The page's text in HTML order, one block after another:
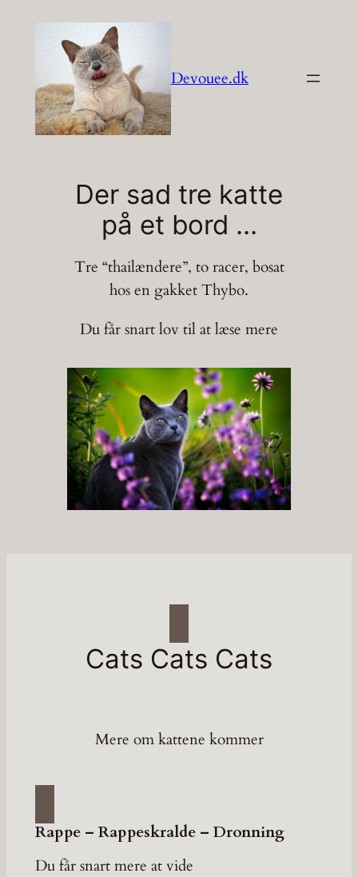
Devouee.dk
Der sad tre katte
på et bord …
Tre “thailændere”, to racer, bosat
hos en gakket Thybo.
Du får snart lov til at læse mere
Cats Cats Cats
Mere om kattene kommer
Rappe – Rappeskralde – Dronning
Du får snart mere at vide